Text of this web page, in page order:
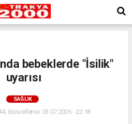
bebeklerde "İsilik"
uyarısı
SAĞLIK
Güncelleme: 03.07.2026 - 22:18